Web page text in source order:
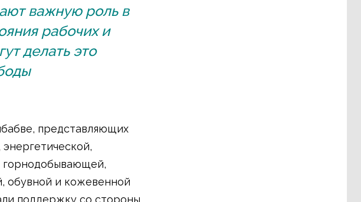
важную роль в
рабочих и
делать это
представляющих
горнодобывающей,
обувной и кожевенной
поддержку со стороны